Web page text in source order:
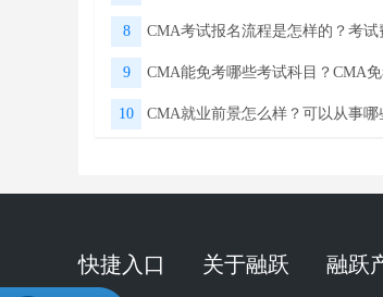
8 CMA考试报名流程是怎样的？考试
9 CMA能免考哪些考试科目？CMA
10 CMA就业前景怎么样？可以从事哪
快捷入口 关于融跃 融跃